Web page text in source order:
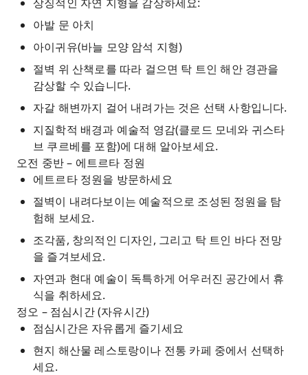
에서 벗어나 아름다운 해안 풍경을 감상하고 싶은
모든 사람에게 완벽한 당일 여행 코스입니다. 운전
이나 길 찾기에 대한 스트레스도 없습니다.
아발 문 아치
아이귀유(바늘 모양 암석 지형)
절벽 위 산책로를 따라 걸으면 탁 트인 해안 경관을
감상할 수 있습니다.
자갈 해변까지 걸어 내려가는 것은 선택 사항입니다.
지질학적 배경과 예술적 영감(클로드 모네와 귀스타
브 쿠르베를 포함)에 대해 알아보세요.
오전 중반 – 에트르타 정원
에트르타 정원을 방문하세요
절벽이 내려다보이는 예술적으로 조성된 정원을 탐
험해 보세요.
조각품, 창의적인 디자인, 그리고 탁 트인 바다 전망
을 즐겨보세요.
자연과 현대 예술이 독특하게 어우러진 공간에서 휴
식을 취하세요.
정오 – 점심시간 (자유시간)
점심시간은 자유롭게 즐기세요
현지 해산물 레스토랑이나 전통 카페 중에서 선택하
세요.